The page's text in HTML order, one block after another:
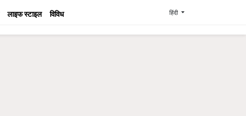
लाइफ स्टाइल विविध हिंदी